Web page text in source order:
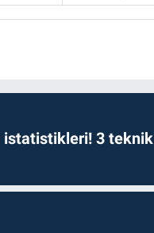
istatistikleri! 3 teknik